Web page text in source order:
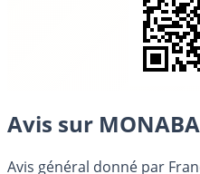
Avis sur
Avis général donné par